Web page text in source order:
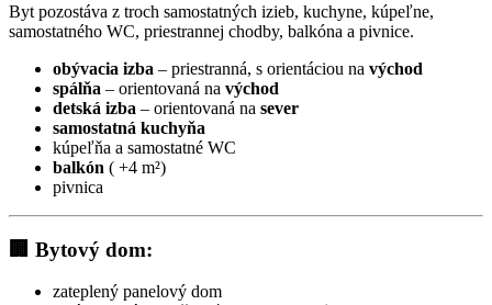
Byt pozostáva z troch samostatných izieb, kuchyne, kúpeľne,
samostatného WC, priestrannej chodby, balkóna a pivnice.
obývacia izba – priestranná, s orientáciou na východ
spálňa – orientovaná na východ
detská izba – orientovaná na sever
samostatná kuchyňa
kúpeľňa a samostatné WC
balkón ( +4 m²)
pivnica
🏢 Bytový dom:
zateplený panelový dom